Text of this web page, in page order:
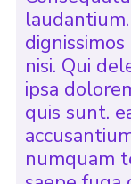
nisi. Qui
ipsa
quis sunt.
numquam